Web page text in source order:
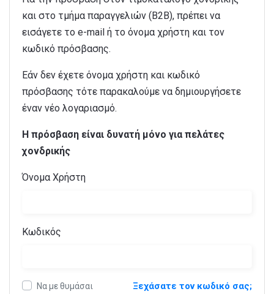
και στο τμήμα παραγγελιών (B2B), πρέπει να
εισάγετε το e-mail ή το όνομα χρήστη και τον
κωδικό πρόσβασης.
Εάν δεν έχετε όνομα χρήστη και κωδικό
πρόσβασης τότε παρακαλούμε να δημιουργήσετε
έναν νέο λογαριασμό.
Η πρόσβαση είναι δυνατή μόνο για πελάτες
χονδρικής
Όνομα Χρήστη
Κωδικός
Να με θυμάσαι Ξεχάσατε τον κωδικό σας;